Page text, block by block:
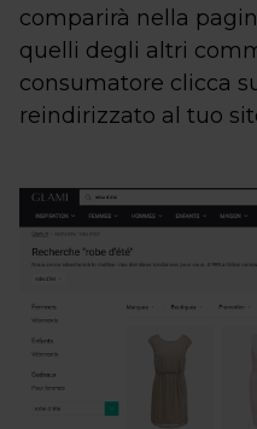
comparirà nella
quelli degli altri
consumatore clicca
reindirizzato al tuo